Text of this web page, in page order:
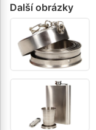
Další obrázky